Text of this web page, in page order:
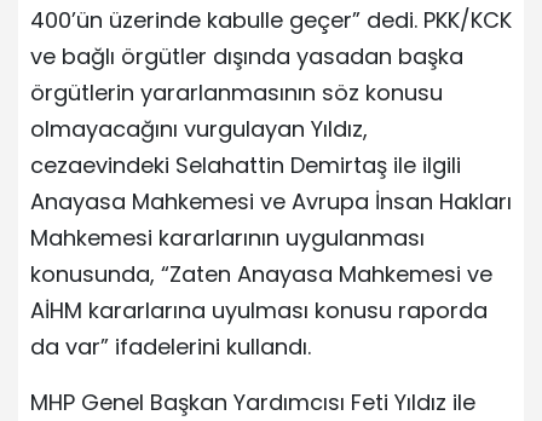
400’ün üzerinde kabulle geçer” dedi. PKK/KCK
ve bağlı örgütler dışında yasadan başka
örgütlerin yararlanmasının söz konusu
olmayacağını vurgulayan Yıldız,
cezaevindeki Selahattin Demirtaş ile ilgili
Anayasa Mahkemesi ve Avrupa İnsan Hakları
Mahkemesi kararlarının uygulanması
konusunda, “Zaten Anayasa Mahkemesi ve
AİHM kararlarına uyulması konusu raporda
da var” ifadelerini kullandı.
MHP Genel Başkan Yardımcısı Feti Yıldız ile